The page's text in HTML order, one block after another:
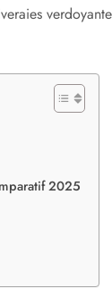
2025